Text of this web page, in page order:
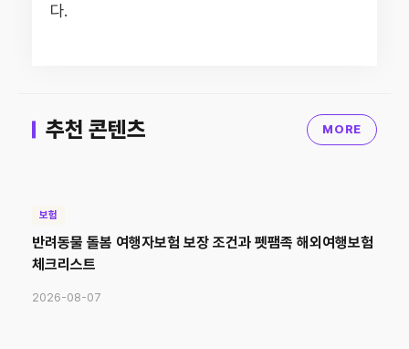
다.
추천 콘텐츠 MORE
보험
반려동물 돌봄 여행자보험 보장 조건과 펫팸족 해외여행보험
체크리스트
2026-08-07